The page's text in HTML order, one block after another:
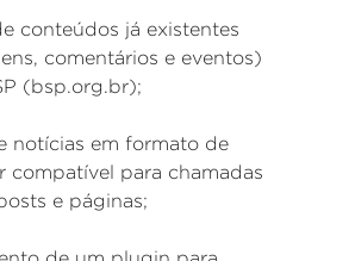
conteúdos já existentes
comentários e eventos)
(bsp.org.br);
notícias em formato de
compatível para chamadas
e páginas;